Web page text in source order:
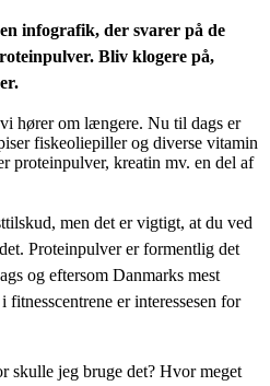
infografik, der svarer på de
Bliv klogere på,
hører om længere. Nu til dags er
fiskeoliepiller og diverse vitamin
proteinpulver, kreatin mv. en del af
men det er vigtigt, at du ved
Proteinpulver er formentlig det
og eftersom Danmarks mest
er interessesen for
skulle jeg bruge det? Hvor meget